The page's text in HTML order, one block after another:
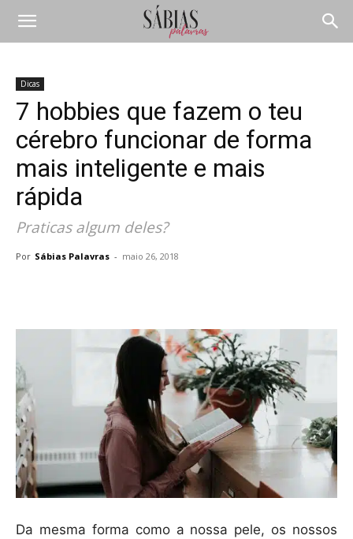
Dicas
7 hobbies que fazem o teu
cérebro funcionar de forma
mais inteligente e mais
rápida
Praticas algum deles?
Por Sábias Palavras - maio 26, 2018
Da mesma forma como a nossa pele, os nossos